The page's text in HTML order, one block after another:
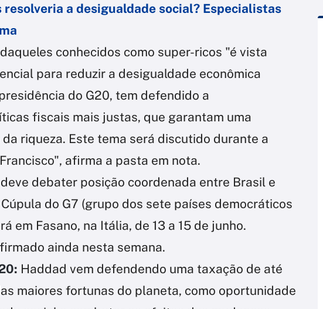
resolveria a desigualdade social? Especialistas
conhecidos como super-ricos "é vista
para reduzir a desigualdade econômica
do G20, tem defendido a
fiscais mais justas, que garantam uma
riqueza. Este tema será discutido durante a
afirma a pasta em nota.
debater posição coordenada entre Brasil e
do G7 (grupo dos sete países democráticos
em Fasano, na Itália, de 13 a 15 de junho.
ainda nesta semana.
Haddad vem defendendo uma taxação de até
maiores fortunas do planeta, como oportunidade